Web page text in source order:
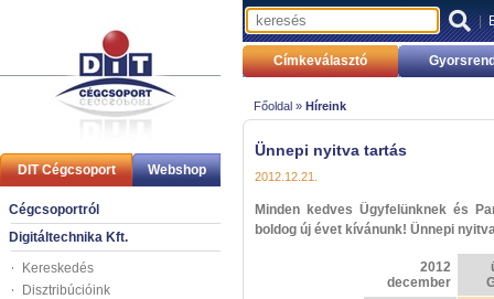
DIT Cégcsoport Webshop
Cégcsoportról
Digitáltechnika Kft.
Kereskedés
Disztribúcióink
|
Címkeválasztó
Főoldal » Híreink
Ünnepi nyitva tartás
2012.12.21.
Minden kedves Ügyfelünknek és
boldog új évet kívánunk! Ünnepi
2012
december